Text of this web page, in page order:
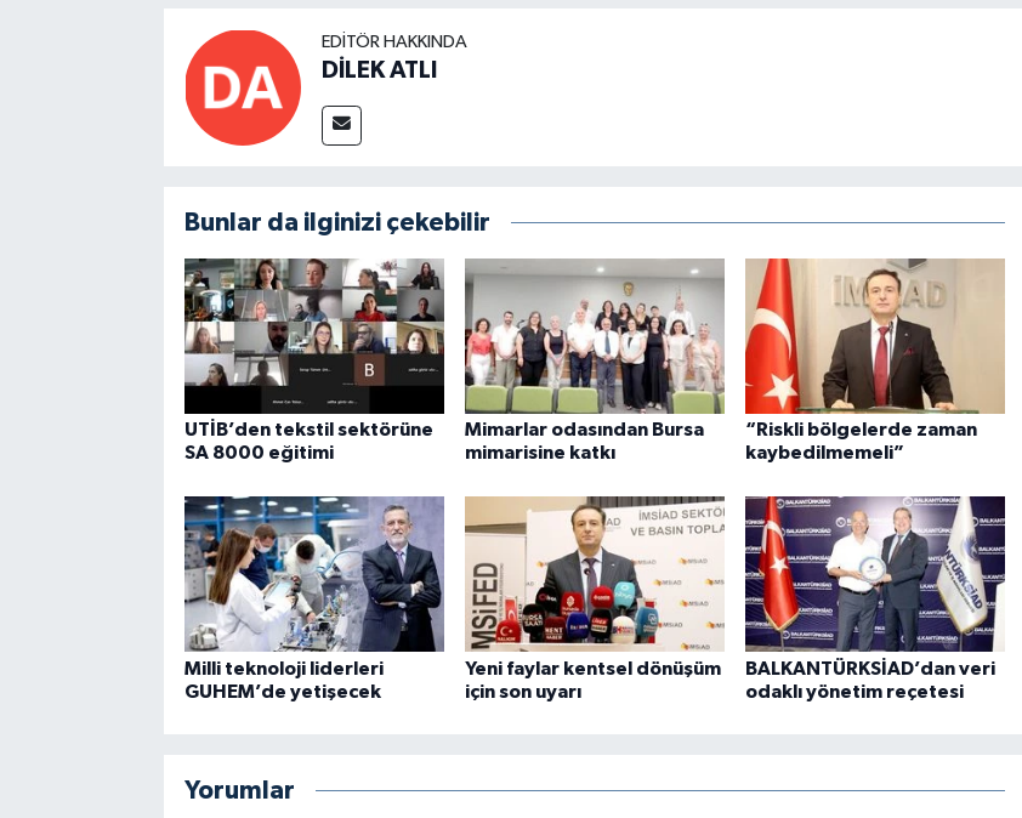
EDITÖR HAKKINDA
DİLEK ATLI
Bunlar da ilginizi çekebilir
UTİB’den tekstil sektörüne
SA 8000 eğitimi
Mimarlar odasından Bursa
mimarisine katkı
“Riskli bölgelerde zaman
kaybedilmemeli”
Milli teknoloji liderleri
GUHEM’de yetişecek
Yeni faylar kentsel dönüşüm
için son uyarı
BALKANTÜRKSİAD’dan veri
odaklı yönetim reçetesi
Yorumlar